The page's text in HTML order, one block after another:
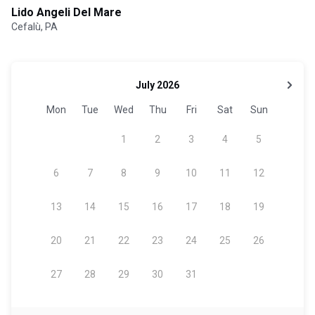
Lido Angeli Del Mare
Cefalù, PA